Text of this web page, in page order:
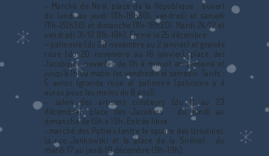
– Marché de Noël, place de la République : ouvert
du lundi au jeudi (11h-19h30), vendredi et samedi
(11h-20h30) et dimanche (11h-18h30). Mardi 24/12 et
vendredi 31/12 (11h-18h). Fermé le 25 décembre.
– patinoire (du 20 novembre au 2 janvier) et grande
roue (du 20 novembre au 16 janvier), place des
Jacobins : ouvertes de 11h à minuit en semaine et
jusqu’à 1h du matin les vendredis et samedis. Tarifs :
5 euros (grande roue et patinoire [patinoire à 4
euros pour les moins de 8 ans]).
– salon des artisans créateurs (du 11 au 23
décembre), place des Jacobins : du lundi au
dimanche de 10h à 19h. Entrée libre.
-marché des Potiers (entre le square des Ursulines,
la rue Jankowski et la place de la Sirène) : du
mardi 17 au jeudi 19 décembre (9h-19h).